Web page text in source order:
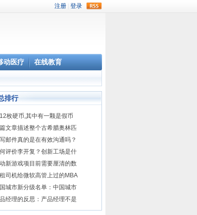
动医疗 在线教育
排行
枚硬币,其中有一颗是假币
文章描述整个古希腊奥林匹
邮件真的是在有效沟通吗？
评价李开复？创新工场是什
新游戏项目前需要厘清的数
司机给微软高管上过的MBA
城市新分级名单：中国城市
经理的反思：产品经理不是